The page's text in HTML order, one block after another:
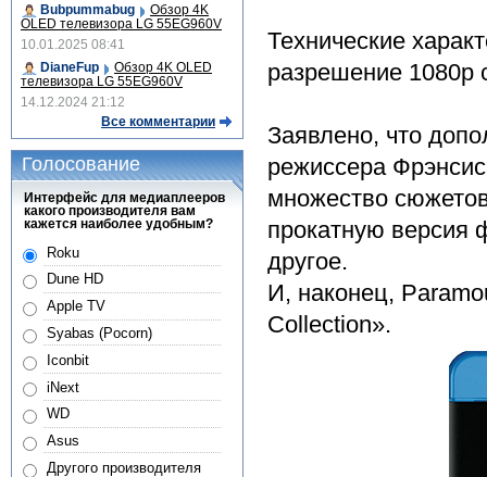
Технические
разрешение 1080p
Заявлено, что
режиссера
множество
прокатную версия
другое.
И, наконец,
Collection».
Bubpummabug
Обзор 4K
OLED телевизора LG 55EG960V
10.01.2025 08:41
DianeFup
Обзор 4K OLED
телевизора LG 55EG960V
14.12.2024 21:12
Все комментарии
Голосование
Интерфейс для медиаплееров
какого производителя вам
кажется наиболее удобным?
Roku
Dune HD
Apple TV
Syabas (Pocorn)
Iconbit
iNext
WD
Asus
Другого производителя